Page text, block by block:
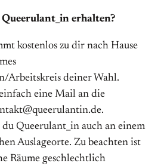
erhalten?
kostenlos zu dir nach Hause
Arbeitskreis deiner Wahl.
eine Mail an die
Queerulant_in auch an einem
Auslageorte. Zu beachten ist
Räume geschlechtlich